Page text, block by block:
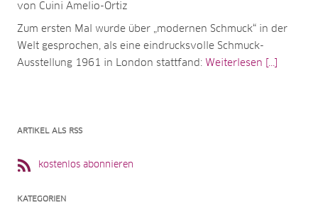
von Cuini Amelio-Ortiz
Zum ersten Mal wurde über „modernen Schmuck“ in der
Welt gesprochen, als eine eindrucksvolle Schmuck-
Ausstellung 1961 in London stattfand: Weiterlesen [...]
ARTIKEL ALS RSS
kostenlos abonnieren
KATEGORIEN